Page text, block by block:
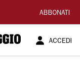
ABBONATI
ACCEDI